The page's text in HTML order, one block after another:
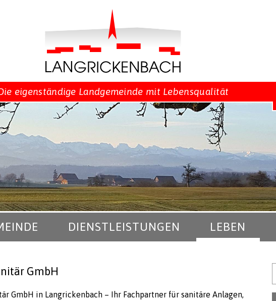
eigenständige Landgemeinde mit Lebensqualität
DIENSTLEISTUNGEN LEBEN
GmbH
GmbH in Langrickenbach – Ihr Fachpartner für sanitäre Anlagen,